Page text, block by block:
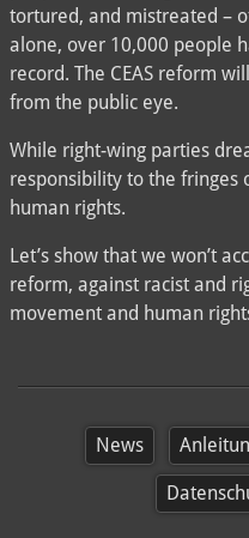
tortured, and mistreated –
alone, over 10,000 people
record. The CEAS reform
from the public eye.
While right-wing parties
responsibility to the fringes
human rights.
Let’s show that we won’t
reform, against racist and
movement and human
News